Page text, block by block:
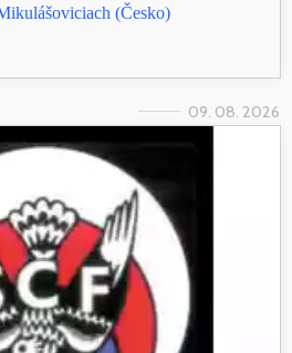
(Česko)
09. 08. 2026